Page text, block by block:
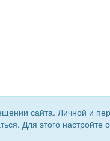
Сайт
сайта. Личной и
Для этого